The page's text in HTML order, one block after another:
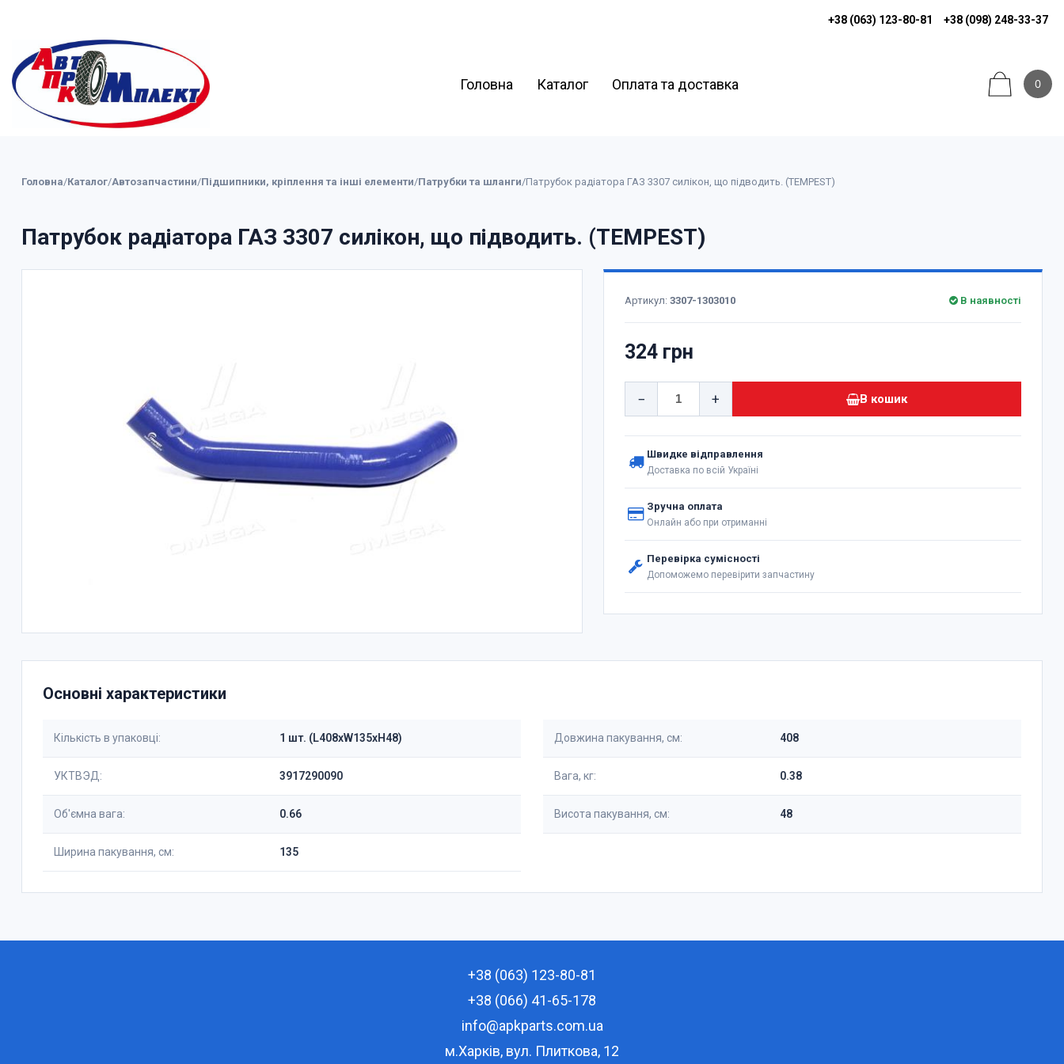
+38 (063) 123-80-81 +38 (098) 248-33-37
Головна Каталог Оплата та доставка 0
Головна/Каталог/Автозапчастини/Підшипники, кріплення та інші елементи/Патрубки та шланги/Патрубок радіатора ГАЗ 3307 силікон, що підводить. (TEMPEST)
Патрубок радіатора ГАЗ 3307 силікон, що підводить. (TEMPEST)
Артикул:3307-1303010 В наявності
324 грн
− + В кошик
Швидке відправлення
Доставка по всій Україні
Зручна оплата
Онлайн або при отриманні
Перевірка сумісності
Допоможемо перевірити запчастину
Основні характеристики
Кількість в упаковці: 1 шт. (L408xW135xH48) Довжина пакування, см: 408
УКТВЭД: 3917290090 Вага, кг: 0.38
Об'ємна вага: 0.66 Висота пакування, см: 48
Ширина пакування, см: 135
+38 (063) 123-80-81
+38 (066) 41-65-178
info@apkparts.com.ua
м.Харків, вул. Плиткова, 12